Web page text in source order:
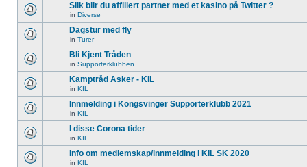
Slik blir du affiliert partner med et kasino på Twitter ?
in Diverse
Dagstur med fly
in Turer
Bli Kjent Tråden
in Supporterklubben
Kamptråd Asker - KIL
in KIL
Innmelding i Kongsvinger Supporterklubb 2021
in KIL
I disse Corona tider
in KIL
Info om medlemskap/innmelding i KIL SK 2020
in KIL